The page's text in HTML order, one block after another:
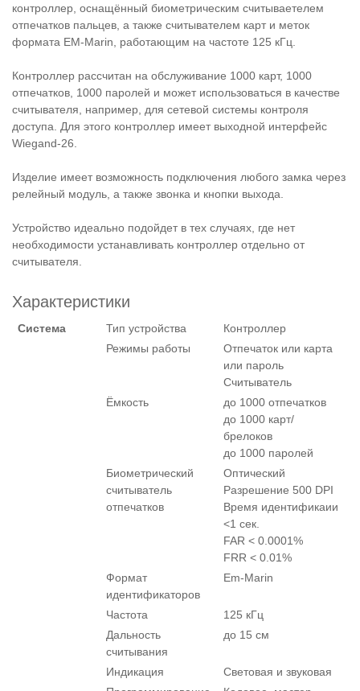
контроллер, оснащённый биометрическим считываетелем
отпечатков пальцев, а также считывателем карт и меток
формата EM-Marin, работающим на частоте 125 кГц.
Контроллер рассчитан на обслуживание 1000 карт, 1000
отпечатков, 1000 паролей и может использоваться в качестве
считывателя, например, для сетевой системы контроля
доступа. Для этого контроллер имеет выходной интерфейс
Wiegand-26.
Изделие имеет возможность подключения любого замка через
релейный модуль, а также звонка и кнопки выхода.
Устройство идеально подойдет в тех случаях, где нет
необходимости устанавливать контроллер отдельно от
считывателя.
Характеристики
Система Тип устройства
Контроллер
Режимы работы
Отпечаток или карта
или пароль
Считыватель
Ёмкость
до 1000 отпечатков
до 1000 карт/
брелоков
до 1000 паролей
Биометрический
считыватель
отпечатков
Оптический
Разрешение 500 DPI
Время идентификаии
<1 сек.
FAR < 0.0001%
FRR < 0.01%
Формат
идентификаторов
Em-Marin
Частота
125 кГц
Дальность
считывания
до 15 см
Индикация
Световая и звуковая